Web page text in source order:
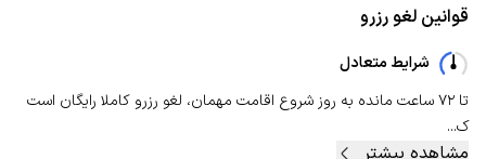
قوانین لغو رزرو
شرایط متعادل
تا ۷۲ ساعت مانده به روز شروع اقامت مهمان، لغو رزرو کاملا رایگان است
ک...
مشاهده بیشتر